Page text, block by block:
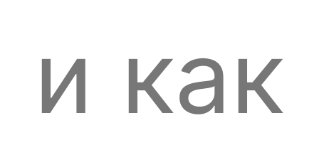
и как